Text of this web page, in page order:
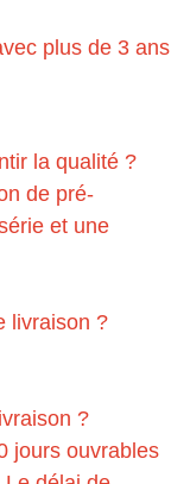
plus de 3 ans
la qualité ?
de pré-
et une
livraison ?
?
jours ouvrables